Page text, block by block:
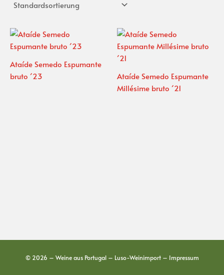
Ataíde Semedo Espumante
bruto ´23
Ataíde Semedo Espumante
Millésime bruto ´21
© 2026 – Weine aus Portugal – Luso-Weinimport – Impressum